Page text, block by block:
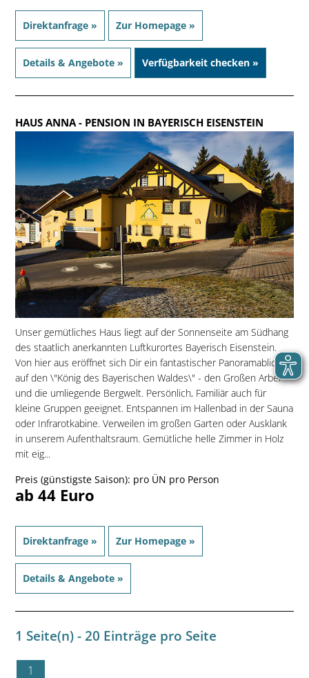
Direktanfrage » Zur Homepage »
Details & Angebote » Verfügbarkeit checken »
HAUS ANNA- PENSION IN BAYERISCH EISENSTEIN
Unser gemütliches Haus liegt auf der Sonnenseite am Südhang
des staatlich anerkannten Luftkurortes Bayerisch Eisenstein.
Von hier aus eröffnet sich Dir ein fantastischer Panoramablick
auf den \"König des Bayerischen Waldes\" - den Großen Arber -
und die umliegende Bergwelt. Persönlich, Familiär auch für
kleine Gruppen geeignet. Entspannen im Hallenbad in der Sauna
oder Infrarotkabine. Verweilen im großen Garten oder Ausklank
in unserem Aufenthaltsraum. Gemütliche helle Zimmer in Holz
mit eig...
Preis (günstigste Saison): pro ÜN pro Person
ab 44 Euro
Direktanfrage » Zur Homepage »
Details & Angebote »
1 Seite(n) - 20 Einträge pro Seite
1